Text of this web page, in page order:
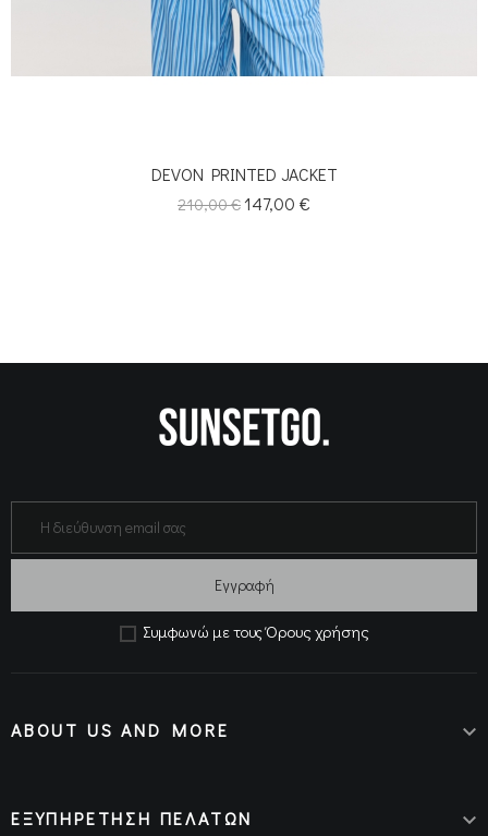
DEVON PRINTED JACKET
Κανονική
210,00 €Τιμή
147,00 €
Εγγραφή
Συμφωνώ με τουςΌρους χρήσης
ABOUT US AND MORE 
ΕΞΥΠΗΡΕΤΗΣΗ ΠΕΛΑΤΩΝ 